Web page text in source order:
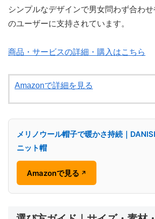
シンプルなデザインで男女問わず合わ
のユーザーに支持されています。
商品・サービスの詳細・購入はこちら
Amazonで詳細を見る
メリノウール帽子で暖かさ持続｜
ニット帽
Amazonで見る ↗